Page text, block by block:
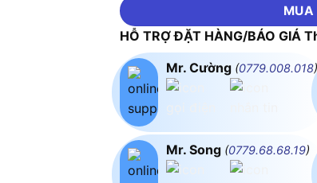
MUA
HỖ TRỢ ĐẶT HÀNG/BÁO GIÁ
Mr. Cường (0779.008.018)
Mr. Song (0779.68.68.19)